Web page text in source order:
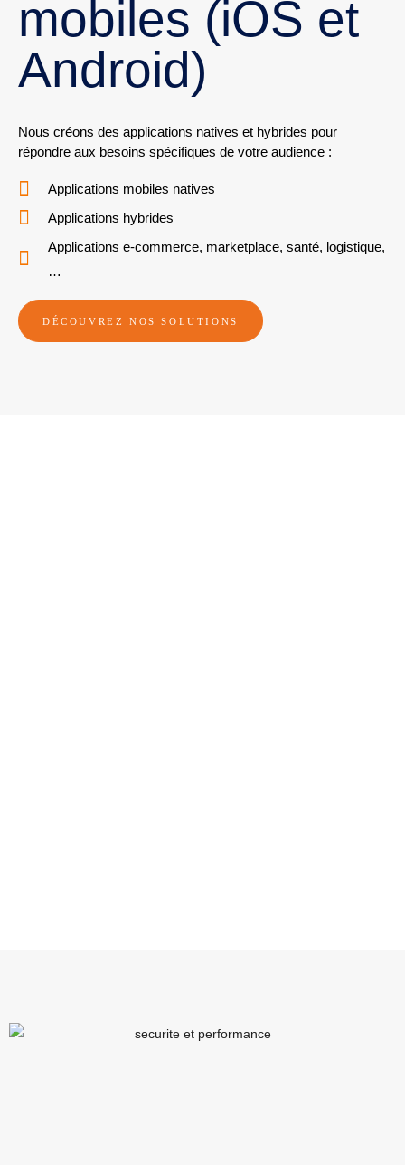
mobiles (iOS et
Android)
Nous créons des applications natives et hybrides pour
répondre aux besoins spécifiques de votre audience :
Applications mobiles natives
Applications hybrides
Applications e-commerce, marketplace, santé, logistique,
…
DÉCOUVREZ NOS SOLUTIONS